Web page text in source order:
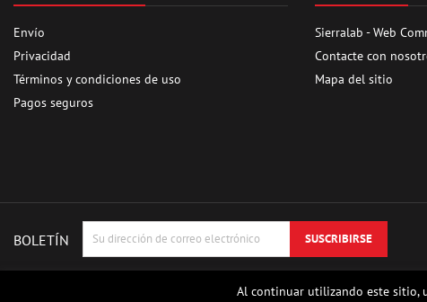
Envío
Privacidad
Términos y condiciones de uso
Pagos seguros
Sierralab - Web
Contacte con
Mapa del sitio
Al continuar utilizando este sitio,
BOLETÍN
© Copyright 2026 Sierrafox Hobbies -